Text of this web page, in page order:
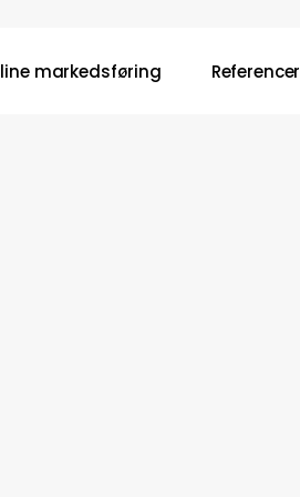
markedsføring Referencer